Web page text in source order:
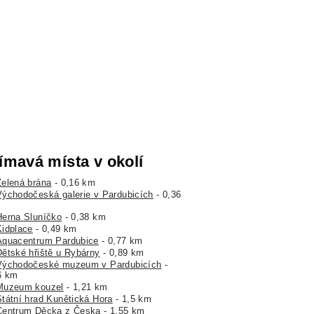
místa v okolí
brána- 0,16 km
galerie v Pardubicích - 0,36
Sluníčko - 0,38 km
- 0,49 km
Pardubice - 0,77 km
hřiště u Rybárny - 0,89 km
muzeum v Pardubicích -
km
kouzel - 1,21 km
hrad Kunětická Hora- 1,5 km
Děcka z Česka- 1,55 km